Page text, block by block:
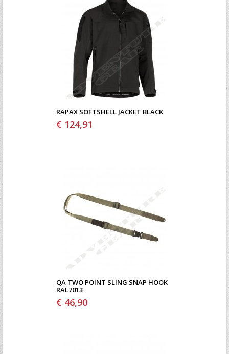
RAPAX SOFTSHELL JACKET BLACK
€ 124,91
QA TWO POINT SLING SNAP HOOK
RAL7013
€ 46,90